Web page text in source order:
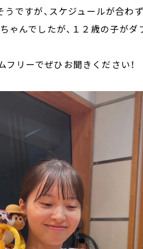
ですが、スケジュールが合わず
んでしたが、１２歳の子がダ
リーでぜひお聞きください！